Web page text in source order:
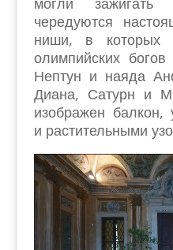
чередуются
ниши, в которых
олимпийских
Нептун и наяда
Диана, Сатурн и
изображен
и растительными